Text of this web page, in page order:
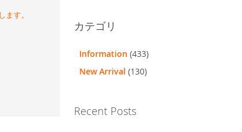
す。
カテゴリ
Information(433)
New Arrival(130)
Recent Posts